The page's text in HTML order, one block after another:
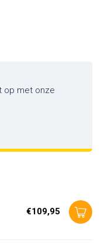
op met onze
€109,95